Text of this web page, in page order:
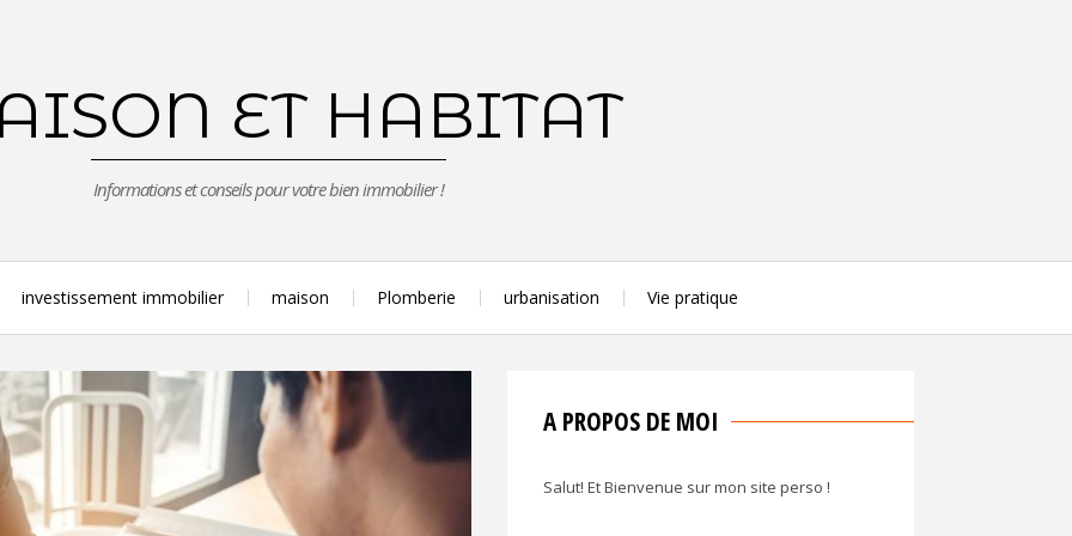
ET HABITAT
Informations et conseils pour votre bien immobilier !
investissement immobilier maison Plomberie urbanisation Vie pratique
A PROPOS DE MOI
Salut! Et Bienvenue sur mon site perso !